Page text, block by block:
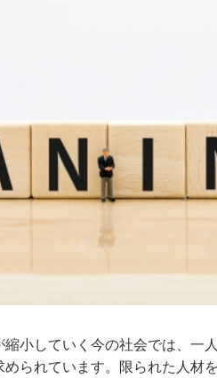
小していく今の社会では、一
られています。限られた人材